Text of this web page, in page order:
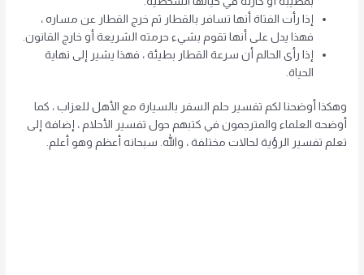
إذا رأت الفتاة أنها تسافر بالقطار ثم خرج القطار عن مساره ،
فهذا يدل على أنها تقوم بشيء حرمته الشريعة أو خارج القانون.
إذا رأى الحالم أن سرعة القطار بطيئة ، فهذا يشير إلى نهاية
الحياة.
وهكذا أوضحنا لكم تفسير حلم السفر بالسيارة مع الأهل للعزاب ، كما
أوضحه العلماء والمترجمون في كتبهم حول تفسير الأحلام ، إضافة إلى
تعلم تفسير الرؤية لحالات مختلفة ، والله. سبحانه أعظم وهو أعلم.